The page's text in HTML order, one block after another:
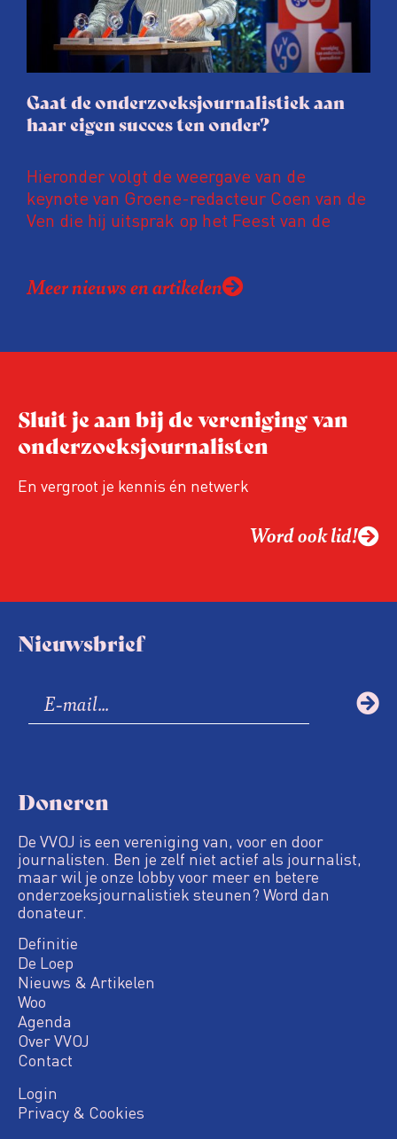
gaat de hele publicatie zelfs niet door.
Gaat de onderzoeksjournalistiek aan
haar eigen succes ten onder?
Hieronder volgt de weergave van de
keynote van Groene-redacteur Coen van de
Ven die hij uitsprak op het Feest van de
Coen uit zijn zorgen over de relatie tussen
de macht, de pers en het publiek aan de
Niet de maker, maar de ontvanger
relevant in tijden van nieuwe verzuiling?
Hoe moet de journalistiek omgaan met
een steeds onverschilligere macht?
Meer nieuws en artikelen
Sluit je aan bij de vereniging van
onderzoeksjournalisten
En vergroot je kennis én netwerk
Word ook lid!
Nieuwsbrief
Doneren
De VVOJ is een vereniging van, voor en door
journalisten. Ben je zelf niet actief als journalist,
maar wil je onze lobby voor meer en betere
onderzoeksjournalistiek steunen? Word dan
donateur.
Definitie
De Loep
Nieuws & Artikelen
Woo
Agenda
Over VVOJ
Contact
Login
Privacy & Cookies